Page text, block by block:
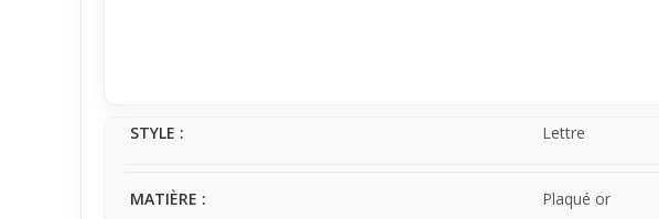
STYLE : Lettre
MATIÈRE : Plaqué or